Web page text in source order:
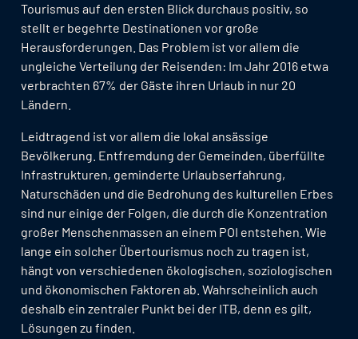
Tourismus auf den ersten Blick durchaus positiv, so
stellt er begehrte Destinationen vor große
Herausforderungen. Das Problem ist vor allem die
ungleiche Verteilung der Reisenden: Im Jahr 2016 etwa
verbrachten 67% der Gäste ihren Urlaub in nur 20
Ländern.
Leidtragend ist vor allem die lokal ansässige
Bevölkerung. Entfremdung der Gemeinden, überfüllte
Infrastrukturen, geminderte Urlaubserfahrung,
Naturschäden und die Bedrohung des kulturellen Erbes
sind nur einige der Folgen, die durch die Konzentration
großer Menschenmassen an einem POI entstehen. Wie
lange ein solcher Übertourismus noch zu tragen ist,
hängt von verschiedenen ökologischen, soziologischen
und ökonomischen Faktoren ab. Wahrscheinlich auch
deshalb ein zentraler Punkt bei der ITB, denn es gilt,
Lösungen zu finden.